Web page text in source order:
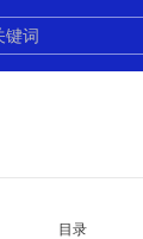
目录